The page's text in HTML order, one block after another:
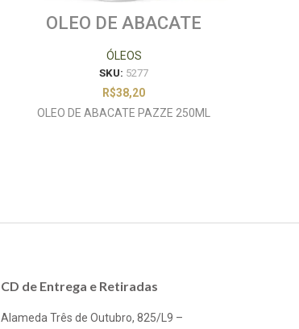
OLEO DE ABACATE
ÓLEOS
SKU: 5277
R$38,20
OLEO DE ABACATE PAZZE 250ML
CD de Entrega e Retiradas
Alameda Três de Outubro, 825/L9 –